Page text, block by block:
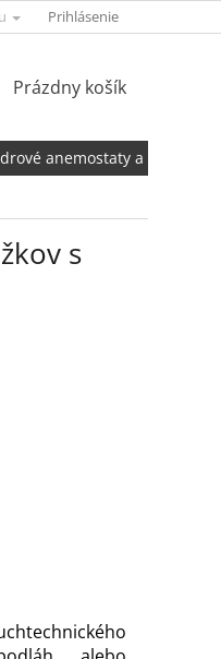
NETESNOSTI
Prihlásenie
NÁKUPNÝ
Prázdny košík
anemostaty a ventily
s